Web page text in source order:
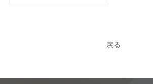
戻る